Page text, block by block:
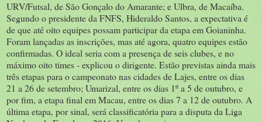
URV/Futsal, de São Gonçalo do Amarante; e Ulbra, de Macaíba.
Segundo o presidente da FNFS, Hideraldo Santos, a expectativa é
de que até oito equipes possam participar da etapa em Goianinha.
Foram lançadas as inscrições, mas até agora, quatro equipes estão
confirmadas. O ideal seria com a presença de seis clubes, e no
máximo oito times - explicou o dirigente. Estão previstas ainda mais
três etapas para o campeonato nas cidades de Lajes, entre os dias
21 a 26 de setembro; Umarizal, entre os dias 1º a 5 de outubro, e
por fim, a etapa final em Macau, entre os dias 7 a 12 de outubro. A
última etapa, por sinal, será classificatória para a disputa da Liga